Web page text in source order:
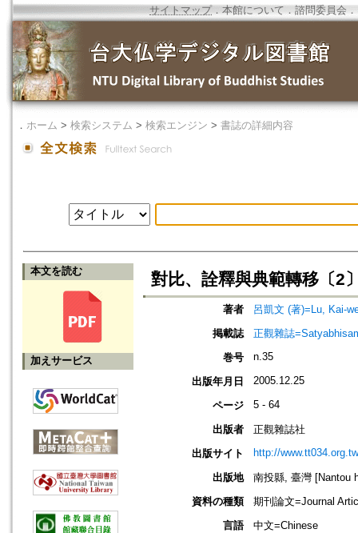
サイトマップ．本館について ． 諮問委員会 ．
． ホーム > 検索システム > 検索エンジン > 書誌の詳細内容
本文を読む
加えサービス
對比、詮釋與典範轉移〔2
著者
呂凱文 (著)=Lu, Kai-
掲載誌
正觀雜誌
巻号
n.35
出版年月日 2005.12.25
ページ 5 - 64
出版者
正觀雜誌社
出版サイト
http://
出版地
南投縣, 臺灣 [Nantou
資料の種類
期刊論文=Journal
言語
中文=Chinese